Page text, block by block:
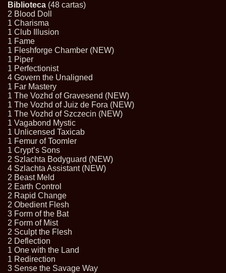
Biblioteca (48 cartas)
2 Blood Doll
1 Charisma
1 Club Illusion
1 Fame
1 Fleshforge Chamber (NEW)
1 Piper
1 Perfectionist
4 Govern the Unaligned
1 Far Mastery
1 The Vozhd of Gravesend (NEW)
1 The Vozhd of Juiz de Fora (NEW)
1 The Vozhd of Szczecin (NEW)
1 Vagabond Mystic
1 Unlicensed Taxicab
1 Femur of Toomler
1 Crypt’s Sons
2 Szlachta Bodyguard (NEW)
4 Szlachta Assistant (NEW)
2 Beast Meld
2 Earth Control
2 Rapid Change
2 Obedient Flesh
3 Form of the Bat
2 Form of Mist
2 Sculpt the Flesh
2 Deflection
1 One with the Land
1 Redirection
3 Sense the Savage Way